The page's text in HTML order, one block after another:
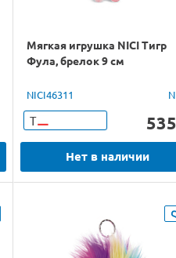
Мягкая игрушка NICI Тигр
Фула, брелок 9 см
NICI46311
Т 535
Нет в наличии